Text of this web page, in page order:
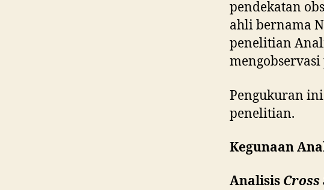
pendekatan
ahli bernama
penelitian
Pengukuran
penelitian.
Kegunaan
Analisis Cross